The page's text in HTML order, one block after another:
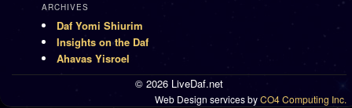
ARCHIVES
Daf Yomi Shiurim
Insights on the Daf
Ahavas Yisroel
© 2026 LiveDaf.net
Web Design services byCO4 Computing Inc.